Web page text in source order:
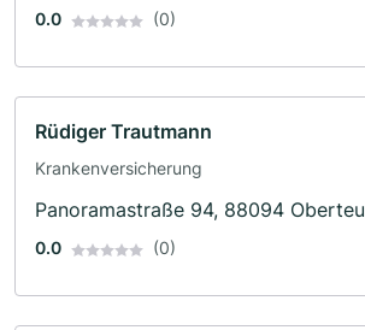
0.0 (0)
Rüdiger Trautmann
Krankenversicherung
Panoramastraße 94, 88094
0.0 (0)